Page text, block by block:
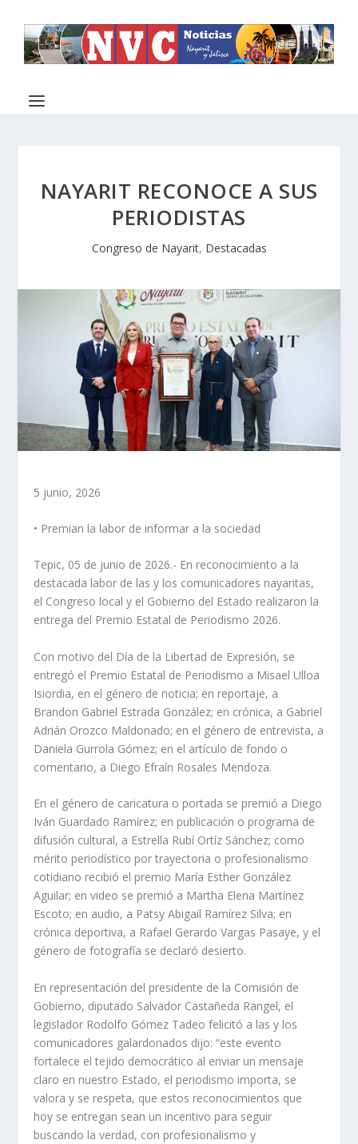
NAYARIT RECONOCE A SUS
PERIODISTAS
Congreso de Nayarit, Destacadas
5 junio, 2026
• Premian la labor de informar a la sociedad
Tepic, 05 de junio de 2026.- En reconocimiento a la
destacada labor de las y los comunicadores nayaritas,
el Congreso local y el Gobierno del Estado realizaron la
entrega del Premio Estatal de Periodismo 2026.
Con motivo del Día de la Libertad de Expresión, se
entregó el Premio Estatal de Periodismo a Misael Ulloa
Isiordia, en el género de noticia; en reportaje, a
Brandon Gabriel Estrada González; en crónica, a Gabriel
Adrián Orozco Maldonado; en el género de entrevista, a
Daniela Gurrola Gómez; en el artículo de fondo o
comentario, a Diego Efraín Rosales Mendoza.
En el género de caricatura o portada se premió a Diego
Iván Guardado Ramírez; en publicación o programa de
difusión cultural, a Estrella Rubí Ortíz Sánchez; como
mérito periodístico por trayectoria o profesionalismo
cotidiano recibió el premio María Esther González
Aguilar; en video se premió a Martha Elena Martínez
Escoto; en audio, a Patsy Abigail Ramírez Silva; en
crónica deportiva, a Rafael Gerardo Vargas Pasaye, y el
género de fotografía se declaró desierto.
En representación del presidente de la Comisión de
Gobierno, diputado Salvador Castañeda Rangel, el
legislador Rodolfo Gómez Tadeo felicitó a las y los
comunicadores galardonados dijo: “este evento
fortalece el tejido democrático al enviar un mensaje
claro en nuestro Estado, el periodismo importa, se
valora y se respeta, que estos reconocimientos que
hoy se entregan sean un incentivo para seguir
buscando la verdad, con profesionalismo y